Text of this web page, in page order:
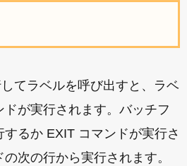
てラベルを呼び出すと、ラベ
が実行されます。バッチフ
するか EXIT コマンドが実行さ
次の行から実行されます。